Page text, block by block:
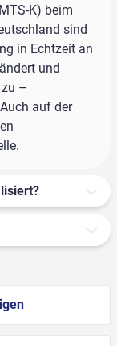
K) beim
sind
in Echtzeit an
und
–
auf der